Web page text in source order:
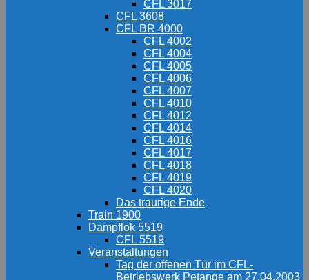
CFL 3017
CFL 3608
CFL BR 4000
CFL 4002
CFL 4004
CFL 4005
CFL 4006
CFL 4007
CFL 4010
CFL 4012
CFL 4014
CFL 4016
CFL 4017
CFL 4018
CFL 4019
CFL 4020
Das traurige Ende
Train 1900
Dampflok 5519
CFL 5519
Veranstaltungen
Tag der offenen Tür im CFL-
Betriebswerk Petange am 27.04.2003